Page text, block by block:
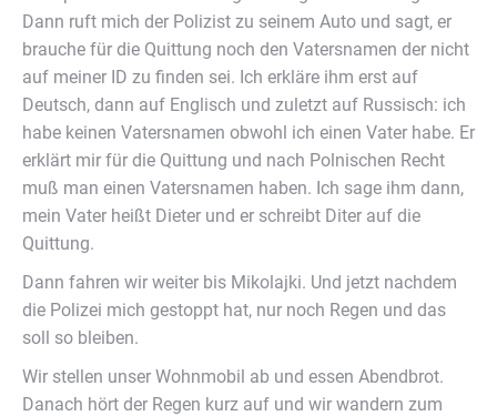
Dann ruft mich der Polizist zu seinem Auto und sagt, er
brauche für die Quittung noch den Vatersnamen der nicht
auf meiner ID zu finden sei. Ich erkläre ihm erst auf
Deutsch, dann auf Englisch und zuletzt auf Russisch: ich
habe keinen Vatersnamen obwohl ich einen Vater habe. Er
erklärt mir für die Quittung und nach Polnischen Recht
muß man einen Vatersnamen haben. Ich sage ihm dann,
mein Vater heißt Dieter und er schreibt Diter auf die
Quittung.
Dann fahren wir weiter bis Mikolajki. Und jetzt nachdem
die Polizei mich gestoppt hat, nur noch Regen und das
soll so bleiben.
Wir stellen unser Wohnmobil ab und essen Abendbrot.
Danach hört der Regen kurz auf und wir wandern zum